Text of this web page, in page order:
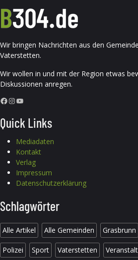
Wir bringen Nachrichten aus den
Vaterstetten.
Wir wollen in und mit der Region etwas
Diskussionen anregen.
Facebook InstagramYouTube
Quick Links
Mediadaten
Kontakt
Verlag
Impressum
Datenschutzerklärung
Schlagwörter
Alle Artikel Alle Gemeinden Grasbrunn
Polizei Sport Vaterstetten